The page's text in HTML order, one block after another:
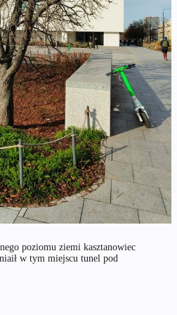
poziomu ziemi kasztanowiec
w tym miejscu tunel pod